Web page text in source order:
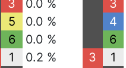
3
0.0 %
5
0.0 %
6
0.0 %
1
0.2 %
3
4
6
3
1